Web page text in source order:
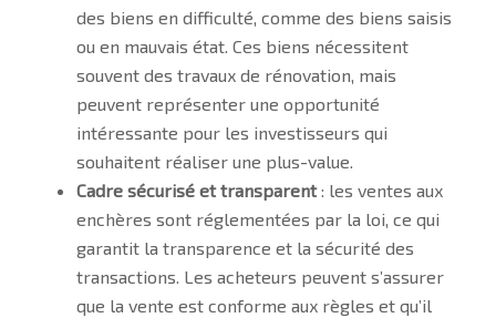
des biens en difficulté, comme des biens saisis
ou en mauvais état. Ces biens nécessitent
souvent des travaux de rénovation, mais
peuvent représenter une opportunité
intéressante pour les investisseurs qui
souhaitent réaliser une plus-value.
Cadre sécurisé et transparent: les ventes aux
enchères sont réglementées par la loi, ce qui
garantit la transparence et la sécurité des
transactions. Les acheteurs peuvent s’assurer
que la vente est conforme aux règles et qu’il